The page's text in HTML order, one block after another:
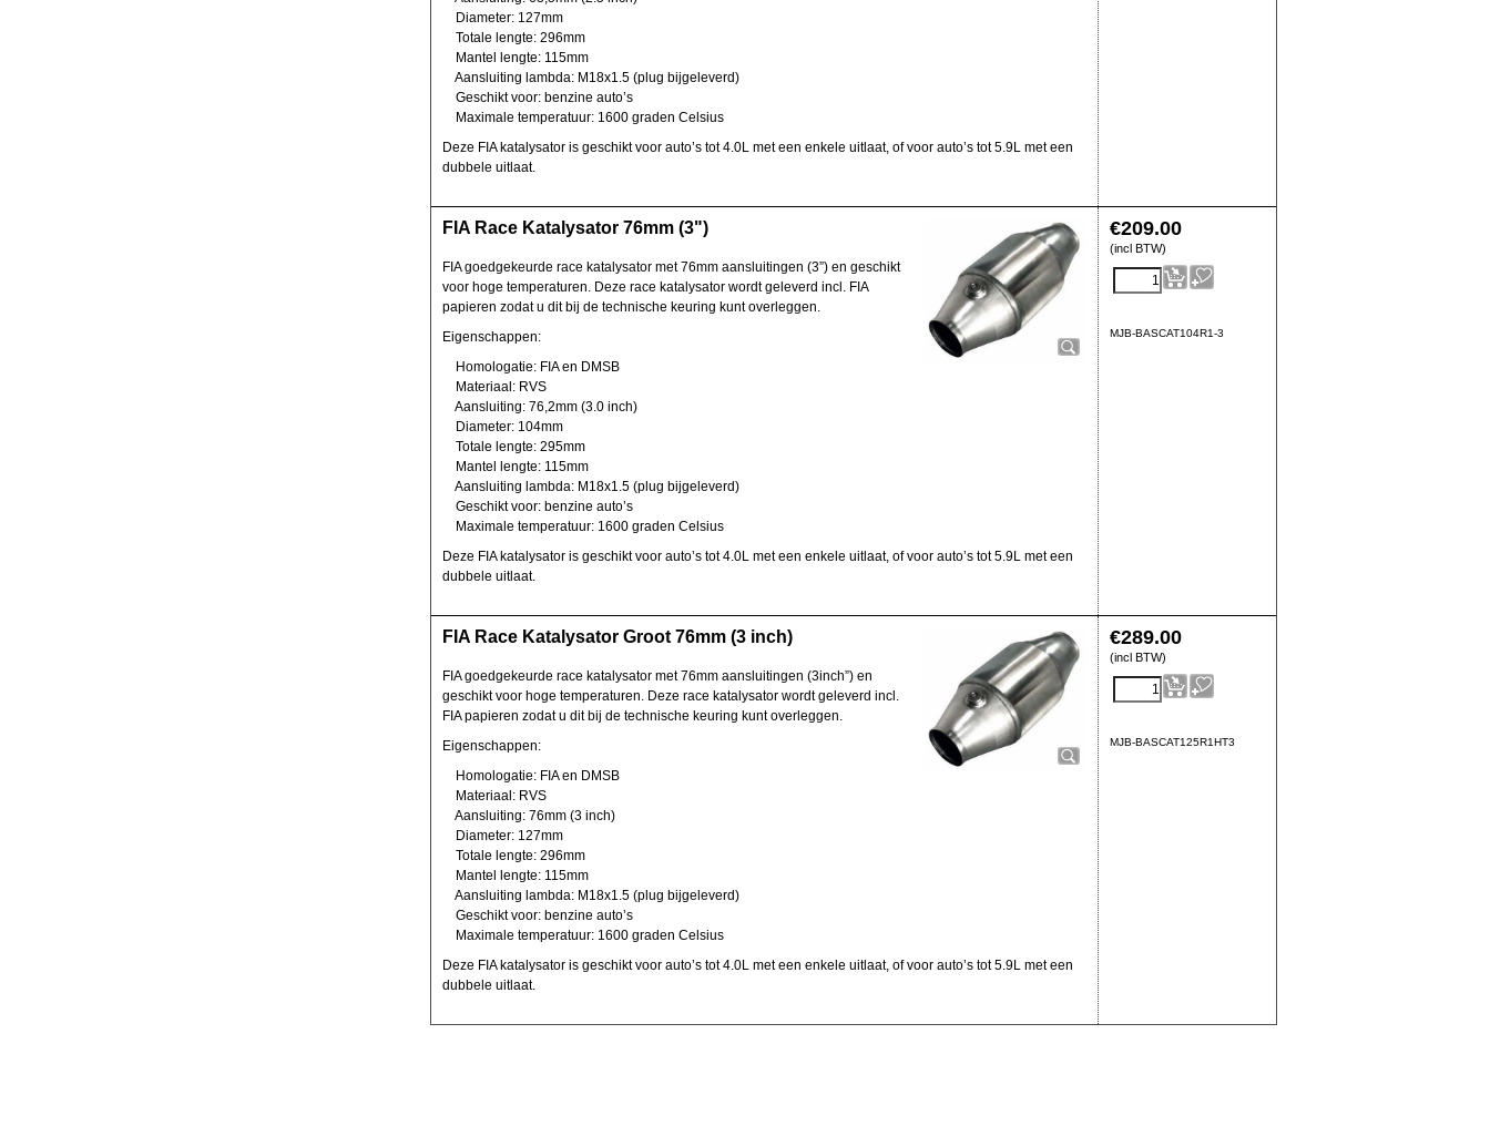
Diameter: 127mm
Totale lengte: 296mm
Mantel lengte: 115mm
Aansluiting lambda: M18x1.5 (plug bijgeleverd)
Geschikt voor: benzine auto’s
Maximale temperatuur: 1600 graden Celsius
Deze FIA katalysator is geschikt voor auto’s tot 4.0L met een enkele uitlaat, of voor auto’s tot 5.9L met een
dubbele uitlaat.
€209.00
(incl BTW)
MJB-BASCAT104R1-3
FIA Race Katalysator 76mm (3")
FIA goedgekeurde race katalysator met 76mm aansluitingen (3”) en geschikt
voor hoge temperaturen. Deze race katalysator wordt geleverd incl. FIA
papieren zodat u dit bij de technische keuring kunt overleggen.
Eigenschappen:
Homologatie: FIA en DMSB
Materiaal: RVS
Aansluiting: 76,2mm (3.0 inch)
Diameter: 104mm
Totale lengte: 295mm
Mantel lengte: 115mm
Aansluiting lambda: M18x1.5 (plug bijgeleverd)
Geschikt voor: benzine auto’s
Maximale temperatuur: 1600 graden Celsius
Deze FIA katalysator is geschikt voor auto’s tot 4.0L met een enkele uitlaat, of voor auto’s tot 5.9L met een
dubbele uitlaat.
€289.00
(incl BTW)
MJB-BASCAT125R1HT3
FIA Race Katalysator Groot 76mm (3 inch)
FIA goedgekeurde race katalysator met 76mm aansluitingen (3inch”) en
geschikt voor hoge temperaturen. Deze race katalysator wordt geleverd incl.
FIA papieren zodat u dit bij de technische keuring kunt overleggen.
Eigenschappen:
Homologatie: FIA en DMSB
Materiaal: RVS
Aansluiting: 76mm (3 inch)
Diameter: 127mm
Totale lengte: 296mm
Mantel lengte: 115mm
Aansluiting lambda: M18x1.5 (plug bijgeleverd)
Geschikt voor: benzine auto’s
Maximale temperatuur: 1600 graden Celsius
Deze FIA katalysator is geschikt voor auto’s tot 4.0L met een enkele uitlaat, of voor auto’s tot 5.9L met een
dubbele uitlaat.